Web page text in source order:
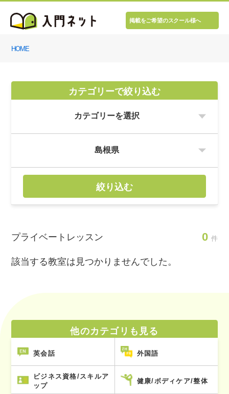
掲載をご希望のスクール様へ
HOME
カテゴリーで絞り込む
絞り込む
プライベートレッスン 0 件
該当する教室は見つかりませんでした。
他のカテゴリも見る
英会話 外国語
ビジネス資格/スキルア
ップ
健康/ボディケア/整体